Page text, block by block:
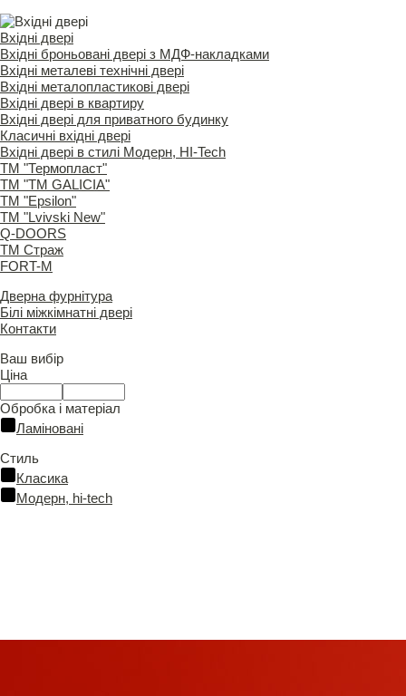
Вхідні двері
Вхідні броньовані двері з МДФ-накладками
Вхідні металеві технічні двері
Вхідні металопластикові двері
Вхідні двері в квартиру
Вхідні двері для приватного будинку
Класичні вхідні двері
Вхідні двері в стилі Модерн, HI-Tech
TM "Термопласт"
TM "ТМ GALICIA"
ТМ "Epsilon"
ТМ "Lvivski New"
Q-DOORS
ТМ Страж
FORT-M
Дверна фурнітура
Білі міжкімнатні двері
Контакти
Ваш вибір
Ціна
Обробка і матеріал
Ламіновані
Стиль
Класика
Модерн, hi-tech